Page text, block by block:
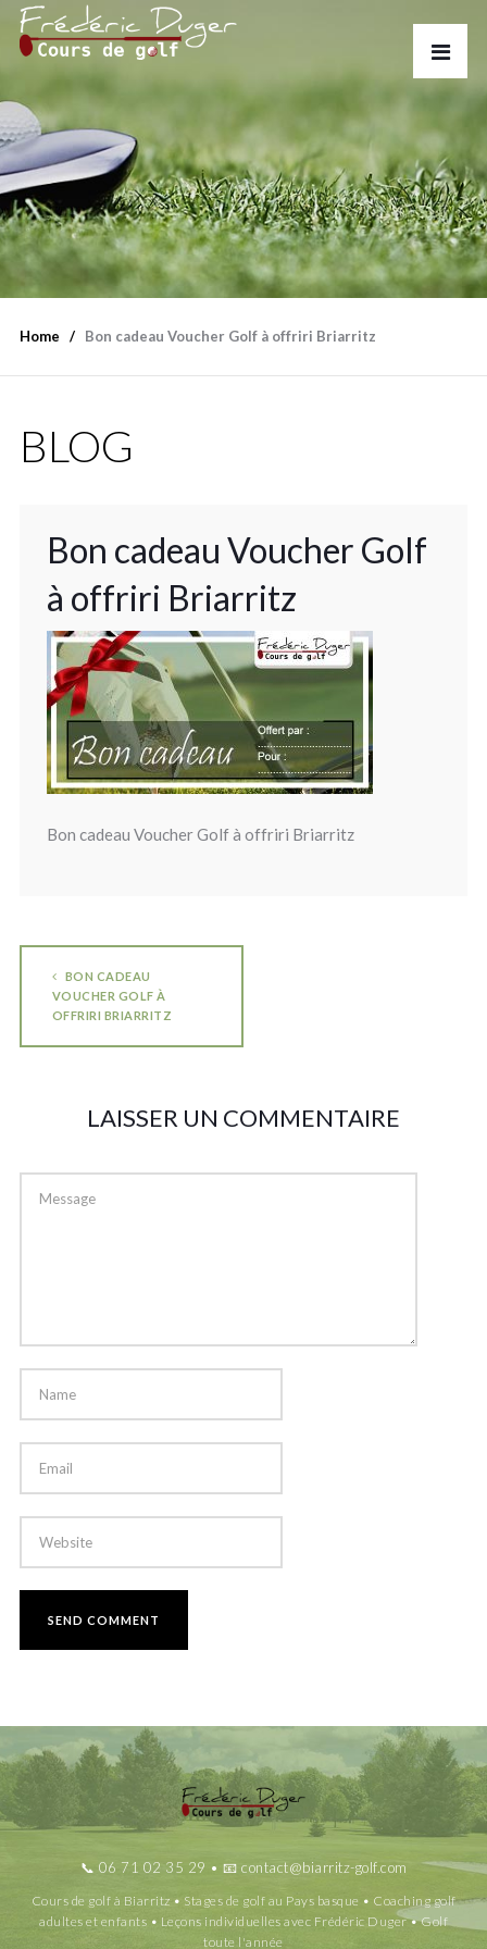
Home Bon cadeau Voucher Golf à offriri Briarritz
BLOG
Bon cadeau Voucher Golf
à offriri Briarritz
Bon cadeau Voucher Golf à offriri Briarritz
BON CADEAU
VOUCHER GOLF À
OFFRIRI BRIARRITZ
LAISSER UN COMMENTAIRE
📞 06 71 02 35 29 • 📧 contact@biarritz-golf.com
Cours de golf à Biarritz • Stages de golf au Pays basque • Coaching golf
adultes et enfants • Leçons individuelles avec Frédéric Duger • Golf
toute l'année